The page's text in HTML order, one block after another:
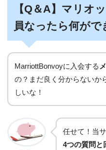
【Q＆A】マリオ
員なったら何がで
MarriottBonvoyに入会する
の？まだ良く分からないか
しいな！
任せて！当
4つの質問と